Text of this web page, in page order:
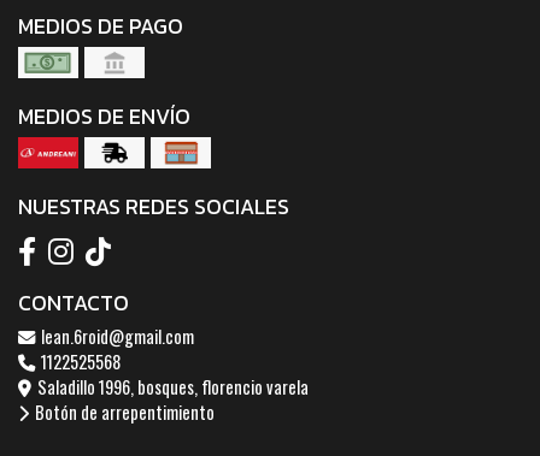
MEDIOS DE PAGO
MEDIOS DE ENVÍO
NUESTRAS REDES SOCIALES
CONTACTO
lean.6roid@gmail.com
1122525568
Saladillo 1996, bosques, florencio varela
Botón de arrepentimiento